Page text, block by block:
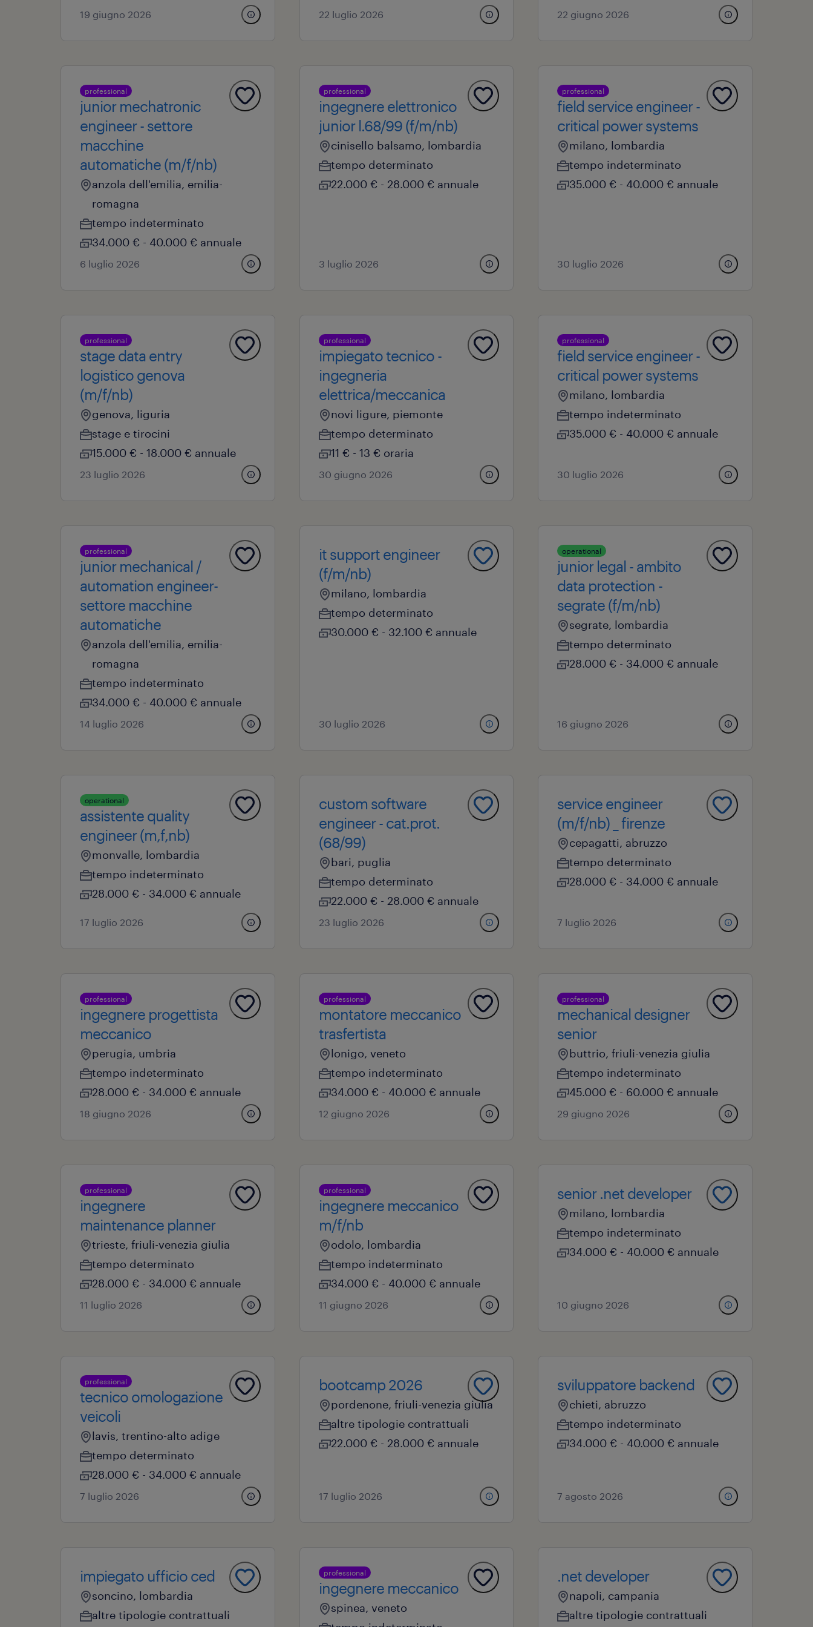
19 giugno 2026 22 luglio 2026 22 giugno 2026
professional
junior mechatronic
engineer - settore
macchine
automatiche (m/f/nb)
anzola dell'emilia, emilia-
romagna
tempo indeterminato
34.000 € - 40.000 € annuale
6 luglio 2026
professional
ingegnere elettronico
junior l.68/99 (f/m/nb)
cinisello balsamo, lombardia
tempo determinato
22.000 € - 28.000 € annuale
3 luglio 2026
professional
field service engineer -
critical power systems
milano, lombardia
tempo indeterminato
35.000 € - 40.000 € annuale
30 luglio 2026
professional
stage data entry
logistico genova
(m/f/nb)
genova, liguria
stage e tirocini
15.000 € - 18.000 € annuale
23 luglio 2026
professional
impiegato tecnico -
ingegneria
elettrica/meccanica
novi ligure, piemonte
tempo determinato
11 € - 13 € oraria
30 giugno 2026
professional
field service engineer -
critical power systems
milano, lombardia
tempo indeterminato
35.000 € - 40.000 € annuale
30 luglio 2026
professional
junior mechanical /
automation engineer-
settore macchine
automatiche
anzola dell'emilia, emilia-
romagna
tempo indeterminato
34.000 € - 40.000 € annuale
14 luglio 2026
it support engineer
(f/m/nb)
milano, lombardia
tempo determinato
30.000 € - 32.100 € annuale
30 luglio 2026
operational
junior legal - ambito
data protection -
segrate (f/m/nb)
segrate, lombardia
tempo determinato
28.000 € - 34.000 € annuale
16 giugno 2026
operational
assistente quality
engineer (m,f,nb)
monvalle, lombardia
tempo indeterminato
28.000 € - 34.000 € annuale
17 luglio 2026
custom software
engineer - cat.prot.
(68/99)
bari, puglia
tempo determinato
22.000 € - 28.000 € annuale
23 luglio 2026
service engineer
(m/f/nb) _ firenze
cepagatti, abruzzo
tempo determinato
28.000 € - 34.000 € annuale
7 luglio 2026
professional
ingegnere progettista
meccanico
perugia, umbria
tempo indeterminato
28.000 € - 34.000 € annuale
18 giugno 2026
professional
montatore meccanico
trasfertista
lonigo, veneto
tempo indeterminato
34.000 € - 40.000 € annuale
12 giugno 2026
professional
mechanical designer
senior
buttrio, friuli-venezia giulia
tempo indeterminato
45.000 € - 60.000 € annuale
29 giugno 2026
professional
ingegnere
maintenance planner
trieste, friuli-venezia giulia
tempo determinato
28.000 € - 34.000 € annuale
11 luglio 2026
professional
ingegnere meccanico
m/f/nb
odolo, lombardia
tempo indeterminato
34.000 € - 40.000 € annuale
11 giugno 2026
senior .net developer
milano, lombardia
tempo indeterminato
34.000 € - 40.000 € annuale
10 giugno 2026
professional
tecnico omologazione
veicoli
lavis, trentino-alto adige
tempo determinato
28.000 € - 34.000 € annuale
7 luglio 2026
bootcamp 2026
pordenone, friuli-venezia giulia
altre tipologie contrattuali
22.000 € - 28.000 € annuale
17 luglio 2026
sviluppatore backend
chieti, abruzzo
tempo indeterminato
34.000 € - 40.000 € annuale
7 agosto 2026
impiegato ufficio ced
soncino, lombardia
altre tipologie contrattuali
professional
ingegnere meccanico
spinea, veneto
.net developer
napoli, campania
altre tipologie contrattuali